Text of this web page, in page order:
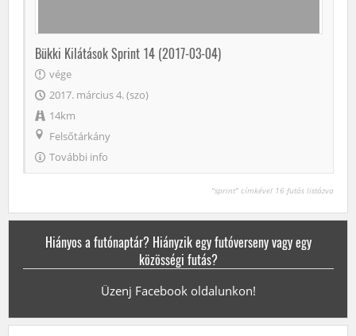
Bükki Kilátások Sprint 14 (2017-03-04)
vége
2017. március 4. (szo)
14km
Felsőtárkány
További info
"sprint" címkével 16 futás listázva
Hiányos a futónaptár? Hiányzik egy futóverseny vagy egy
közösségi futás?
Üzenj Facebook oldalunkon!